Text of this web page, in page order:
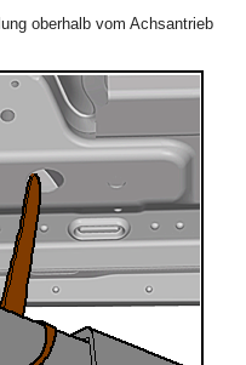
oberhalb vom Achsantrieb